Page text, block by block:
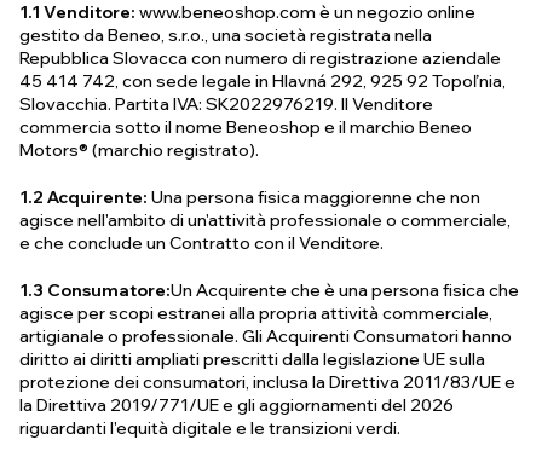
1.1 Venditore: www.beneoshop.com è un negozio online
gestito da Beneo, s.r.o., una società registrata nella
Repubblica Slovacca con numero di registrazione aziendale
45 414 742, con sede legale in Hlavná 292, 925 92 Topoľnia,
Slovacchia. Partita IVA: SK2022976219. Il Venditore
commercia sotto il nome Beneoshop e il marchio Beneo
Motors® (marchio registrato).
1.2 Acquirente: Una persona fisica maggiorenne che non
agisce nell'ambito di un'attività professionale o commerciale,
e che conclude un Contratto con il Venditore.
1.3 Consumatore:Un Acquirente che è una persona fisica che
agisce per scopi estranei alla propria attività commerciale,
artigianale o professionale. Gli Acquirenti Consumatori hanno
diritto ai diritti ampliati prescritti dalla legislazione UE sulla
protezione dei consumatori, inclusa la Direttiva 2011/83/UE e
la Direttiva 2019/771/UE e gli aggiornamenti del 2026
riguardanti l'equità digitale e le transizioni verdi.